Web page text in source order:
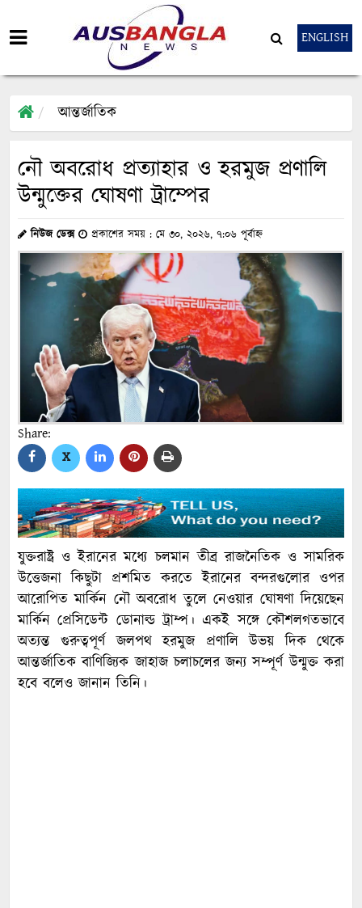
ENGLISH
আন্তর্জাতিক
নৌ অবরোধ প্রত্যাহার ও হরমুজ প্রণালি
উন্মুক্তের ঘোষণা ট্রাম্পের
নিউজ ডেক্স প্রকাশের সময় : মে ৩০, ২০২৬, ৭:০৬ পূর্বাহ্ন
Share:
X
যুক্তরাষ্ট্র ও ইরানের মধ্যে চলমান তীব্র রাজনৈতিক ও সামরিক
উত্তেজনা কিছুটা প্রশমিত করতে ইরানের বন্দরগুলোর ওপর
আরোপিত মার্কিন নৌ অবরোধ তুলে নেওয়ার ঘোষণা দিয়েছেন
মার্কিন প্রেসিডেন্ট ডোনাল্ড ট্রাম্প। একই সঙ্গে কৌশলগতভাবে
অত্যন্ত গুরুত্বপূর্ণ জলপথ হরমুজ প্রণালি উভয় দিক থেকে
আন্তর্জাতিক বাণিজ্যিক জাহাজ চলাচলের জন্য সম্পূর্ণ উন্মুক্ত করা
হবে বলেও জানান তিনি।